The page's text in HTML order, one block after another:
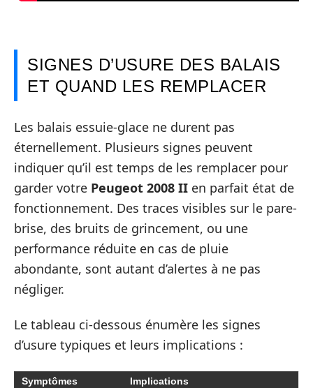
SIGNES D’USURE DES BALAIS
ET QUAND LES REMPLACER
Les balais essuie-glace ne durent pas
éternellement. Plusieurs signes peuvent
indiquer qu’il est temps de les remplacer pour
garder votre Peugeot 2008 II en parfait état de
fonctionnement. Des traces visibles sur le pare-
brise, des bruits de grincement, ou une
performance réduite en cas de pluie
abondante, sont autant d’alertes à ne pas
négliger.
Le tableau ci-dessous énumère les signes
d’usure typiques et leurs implications :
Symptômes Implications